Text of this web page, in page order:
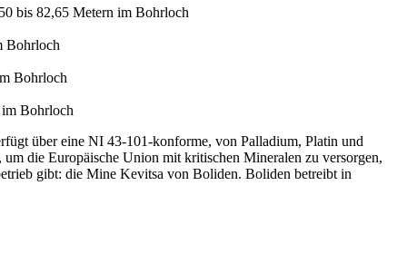
bis 82,65 Metern im Bohrloch
Bohrloch
Bohrloch
Bohrloch
über eine NI 43-101-konforme, von Palladium, Platin und
die Europäische Union mit kritischen Mineralen zu versorgen,
gibt: die Mine Kevitsa von Boliden. Boliden betreibt in